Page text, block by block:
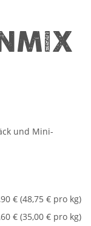
und Mini-
€ (48,75 € pro kg)
€ (35,00 € pro kg)